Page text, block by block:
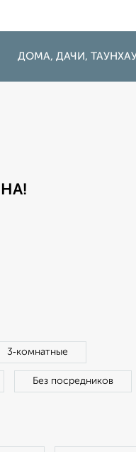
ДОМА, ДАЧИ,
3‑комнатные
Без посредников